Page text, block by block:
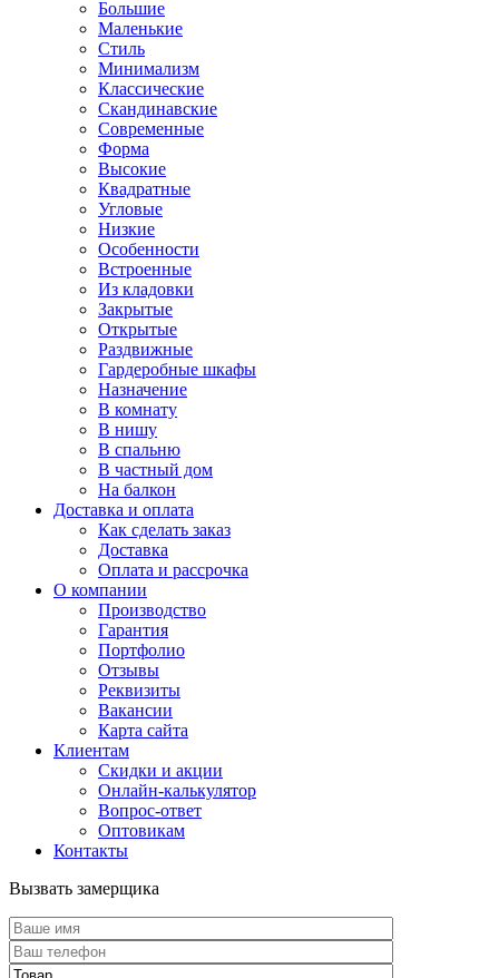
Большие
Маленькие
Стиль
Минимализм
Классические
Скандинавские
Современные
Форма
Высокие
Квадратные
Угловые
Низкие
Особенности
Встроенные
Из кладовки
Закрытые
Открытые
Раздвижные
Гардеробные шкафы
Назначение
В комнату
В нишу
В спальню
В частный дом
На балкон
Доставка и оплата
Как сделать заказ
Доставка
Оплата и рассрочка
О компании
Производство
Гарантия
Портфолио
Отзывы
Реквизиты
Вакансии
Карта сайта
Клиентам
Скидки и акции
Онлайн-калькулятор
Вопрос-ответ
Оптовикам
Контакты
Вызвать замерщика